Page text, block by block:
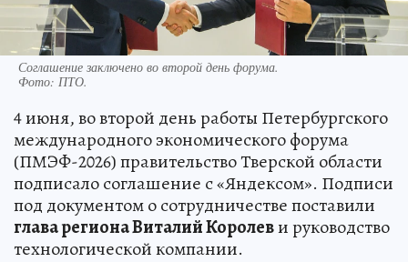
Соглашение заключено во второй день форума.
Фото: ПТО.
4 июня, во второй день работы Петербургского
международного экономического форума
(ПМЭФ-2026) правительство Тверской области
подписало соглашение с «Яндексом». Подписи
под документом о сотрудничестве поставили
глава региона Виталий Королеви руководство
технологической компании.